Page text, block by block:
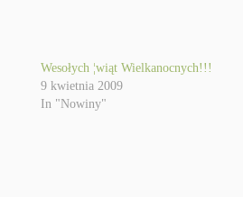
Wesołych ¦wiąt Wielkanocnych!!!
9 kwietnia 2009
In "Nowiny"